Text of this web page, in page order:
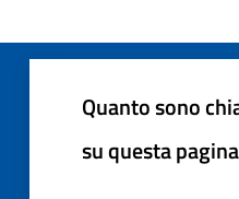
Quanto sono
su questa